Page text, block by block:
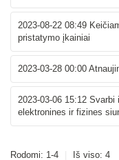
2023-08-22 08:49
pristatymo įkainiai
2023-03-28 00:00
2023-03-06 15:12 Svarbi
elektronines ir fizines
Rodomi: 1-4 Iš viso: 4